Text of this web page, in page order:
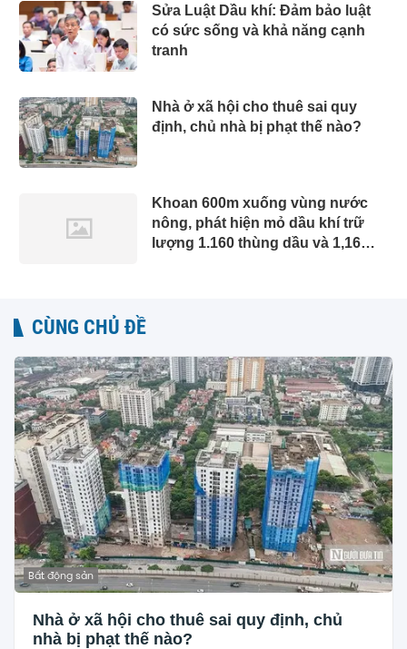
Sửa Luật Dầu khí: Đảm bảo luật
có sức sống và khả năng cạnh
tranh
Nhà ở xã hội cho thuê sai quy
định, chủ nhà bị phạt thế nào?
Khoan 600m xuống vùng nước
nông, phát hiện mỏ dầu khí trữ
lượng 1.160 thùng dầu và 1,16
CÙNG CHỦ ĐỀ
Bất động sản
Nhà ở xã hội cho thuê sai quy định, chủ
nhà bị phạt thế nào?